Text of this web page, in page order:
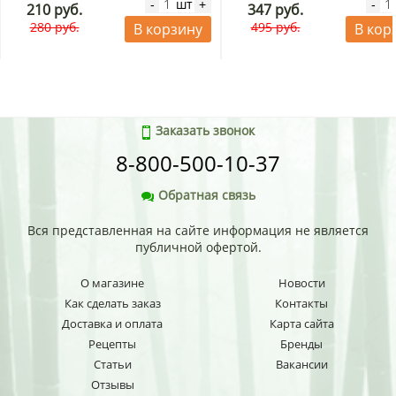
210 руб.
280 руб.
- шт +
В корзину
347 руб.
495 руб.
-
В
Заказать звонок
8-800-500-10-37
Обратная связь
Вся представленная на сайте информация не является
публичной офертой.
О магазине
Как сделать заказ
Доставка и оплата
Рецепты
Статьи
Отзывы
Новости
Контакты
Карта сайта
Бренды
Вакансии